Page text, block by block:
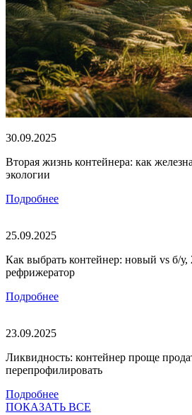
30.09.2025
Вторая жизнь контейнера: как
экологии
Подробнее
25.09.2025
Как выбрать контейнер: новый vs б/у,
рефрижератор
Подробнее
23.09.2025
Ликвидность: контейнер проще
перепрофилировать
Подробнее
ПОКАЗАТЬ ВСЕ